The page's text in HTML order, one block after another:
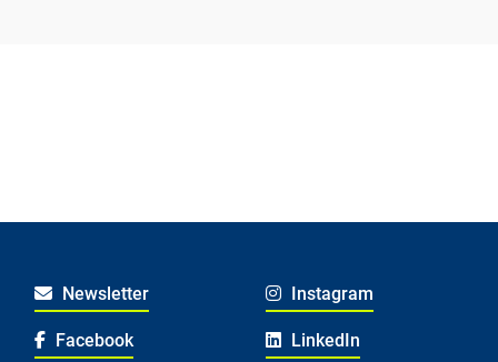
Newsletter Instagram
Facebook LinkedIn